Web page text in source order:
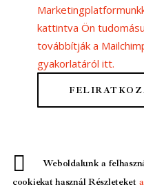
kattintva Ön
továbbítják a
gyakorlatáról itt.
Weboldalunk a
cookiekat használ Részleteket